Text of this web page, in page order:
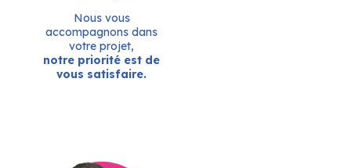
Nous vous
accompagnons dans
votre projet,
notre priorité est de
vous satisfaire.